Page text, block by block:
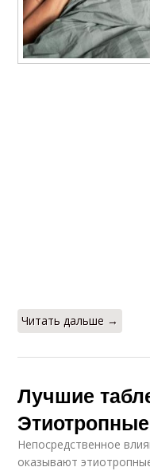
Читать дальше →
Лучшие
Непосредственное
оказывают